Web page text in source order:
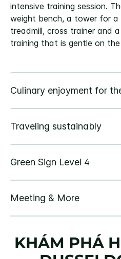
intensive training session.
weight bench, a tower for a
treadmill, cross trainer and
training that is gentle on
KHÁM PHÁ